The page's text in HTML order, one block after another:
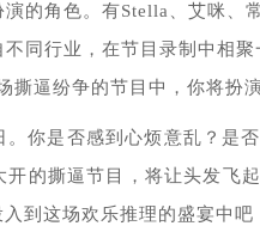
的角色。有Stella、艾咪、
同行业，在节目录制中相
撕逼纷争的节目中，你将扮
你是否感到心烦意乱？是
的撕逼节目，将让头发飞
到这场欢乐推理的盛宴中吧